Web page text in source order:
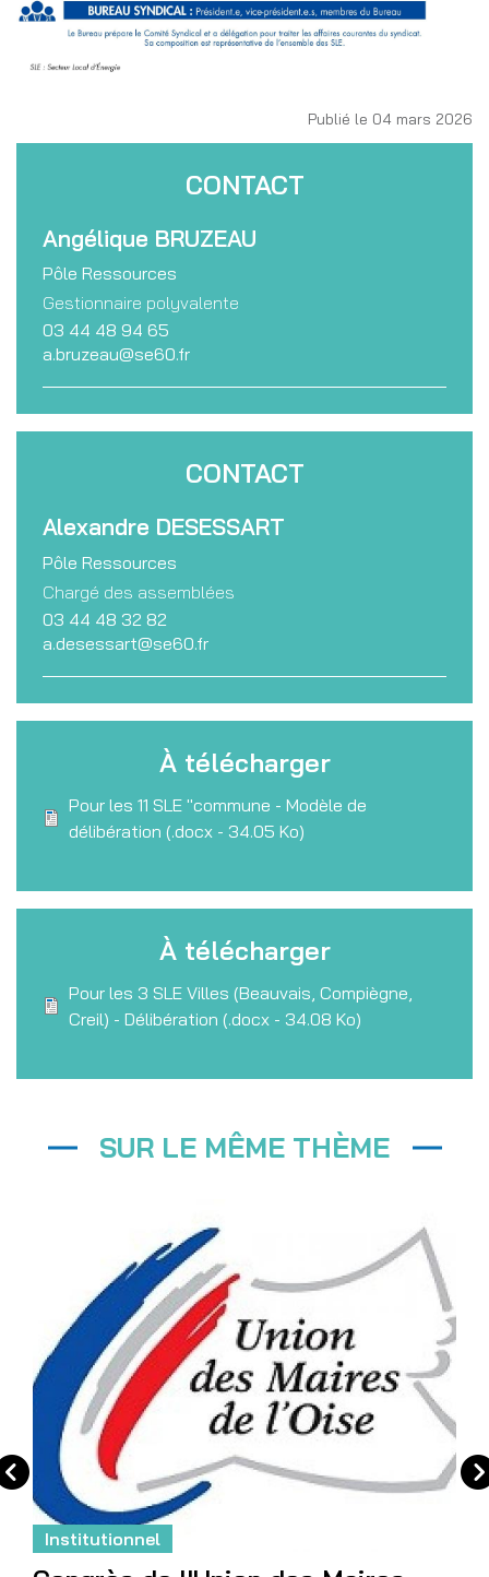
Publié le 04 mars 2026
CONTACT
Angélique BRUZEAU
Pôle Ressources
Gestionnaire polyvalente
03 44 48 94 65
a.bruzeau@se60.fr
CONTACT
Alexandre DESESSART
Pôle Ressources
Chargé des assemblées
03 44 48 32 82
a.desessart@se60.fr
À télécharger
FichierPour les 11 SLE "commune - Modèle de
délibération (.docx - 34.05 Ko)
À télécharger
FichierPour les 3 SLE Villes (Beauvais, Compiègne,
Creil) - Délibération (.docx - 34.08 Ko)
SUR LE MÊME THÈME
Institutionnel